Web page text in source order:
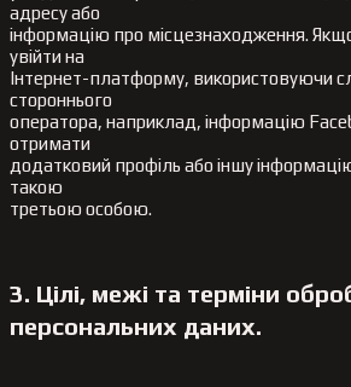
адресу або
інформацію про місцезнаходження.
увійти на
Інтернет-платформу, використовуючи
стороннього
оператора, наприклад, інформацію
отримати
додатковий профіль або іншу
такою
третьою особою.
3. Цілі, межі та терміни
персональних даних.